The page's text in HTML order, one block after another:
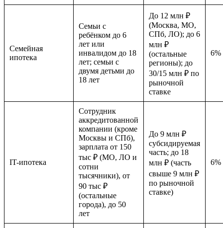
Семейная
ипотека
Семьи с
ребёнком до 6
лет или
инвалидом до 18
лет; семьи с
двумя детьми до
18 лет
До 12 млн ₽
(Москва, МО,
СПб, ЛО); до 6
млн ₽
(остальные
регионы); до
30/15 млн ₽ по
рыночной
ставке
6%
IT-ипотека
Сотрудник
аккредитованной
компании (кроме
Москвы и СПб),
зарплата от 150
тыс ₽ (МО, ЛО и
сотни
тысячники), от
90 тыс ₽
(остальные
города), до 50
лет
До 9 млн ₽
субсидируемая
часть; до 18
млн ₽ (часть
свыше 9 млн ₽
по рыночной
ставке)
6%